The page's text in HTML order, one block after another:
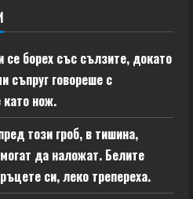
се борех със сълзите, докато
съпруг говореше с
като нож.
този гроб, в тишина,
да наложат. Белите
си, леко трепереха.